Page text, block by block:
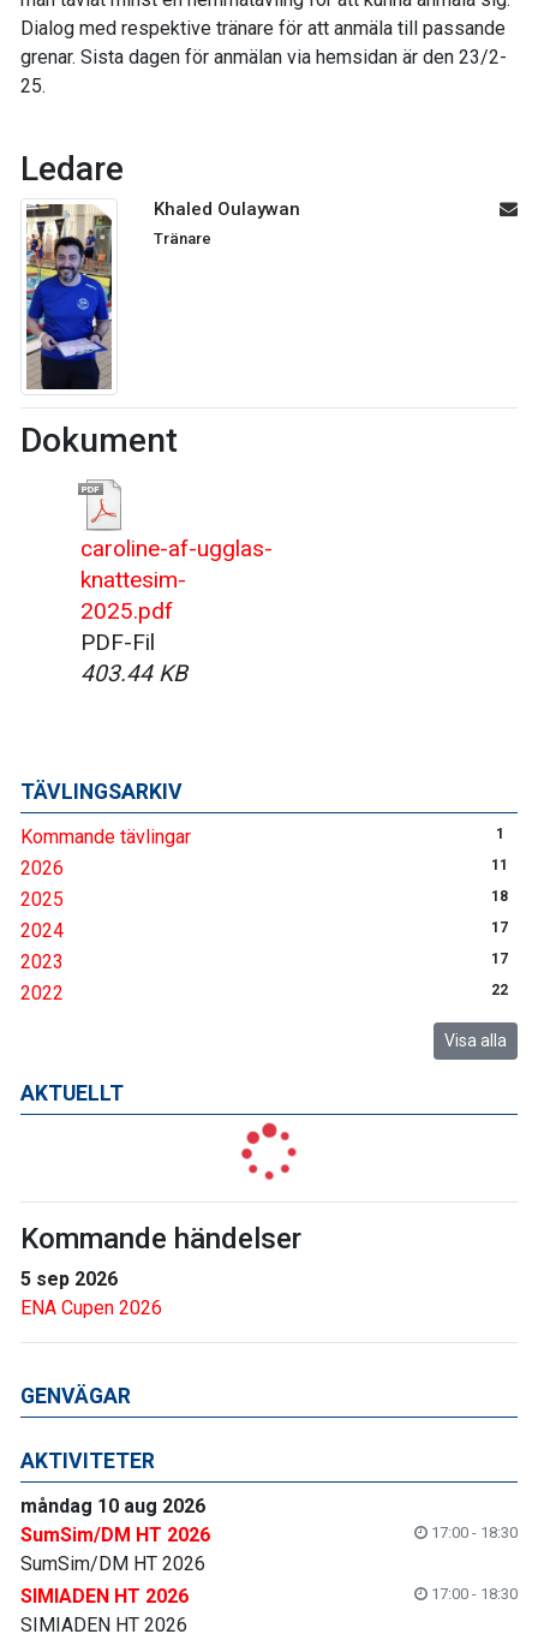
TÄVLINGSARKIV
Kommande tävlingar 1
2026 11
2025 18
2024 17
2023 17
2022 22
Visa alla
AKTUELLT
Kommande händelser
5 sep 2026
ENA Cupen 2026
GENVÄGAR
Dialog med respektive tränare för att anmäla till passande
grenar. Sista dagen för anmälan via hemsidan är den 23/2-
25.
Ledare
Khaled Oulaywan
Tränare
Dokument
caroline-af-ugglas-
knattesim-
2025.pdf
PDF-Fil
403.44 KB
AKTIVITETER
måndag 10 aug 2026
SumSim/DM HT 2026
17:00 - 18:30
SumSim/DM HT 2026
SIMIADEN HT 2026
17:00 - 18:30
SIMIADEN HT 2026